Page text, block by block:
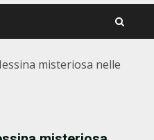
misteriosa nelle